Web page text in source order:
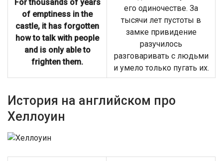
For thousands of years
of emptiness in the
castle, it has forgotten
how to talk with people
and is only able to
frighten them.
его одиночестве. За
тысячи лет пустоты в
замке привидение
разучилось
разговаривать с людьми
и умело только пугать их.
История на английском про
Хеллоуин